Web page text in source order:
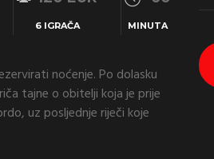
6 IGRAČA MINUTA
noćenje. Po dolasku
tajne o obitelji koja je prije
uz posljednje riječi koje